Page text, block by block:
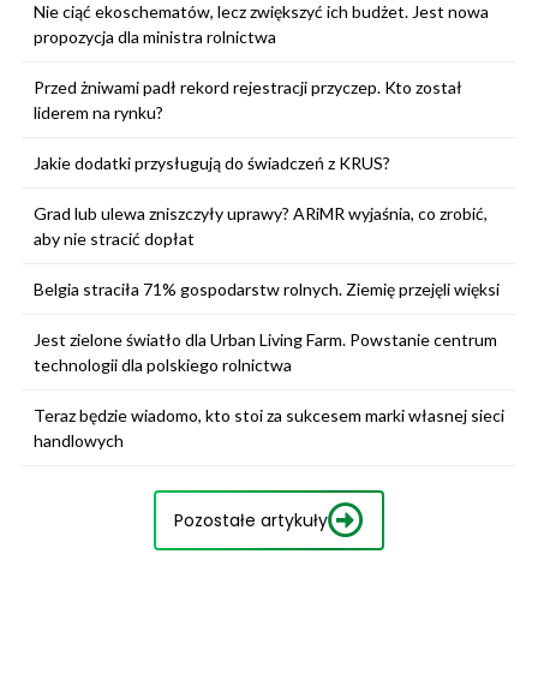
Nie ciąć ekoschematów, lecz zwiększyć ich budżet. Jest nowa
propozycja dla ministra rolnictwa
Przed żniwami padł rekord rejestracji przyczep. Kto został
liderem na rynku?
Jakie dodatki przysługują do świadczeń z KRUS?
Grad lub ulewa zniszczyły uprawy? ARiMR wyjaśnia, co zrobić,
aby nie stracić dopłat
Belgia straciła 71% gospodarstw rolnych. Ziemię przejęli więksi
Jest zielone światło dla Urban Living Farm. Powstanie centrum
technologii dla polskiego rolnictwa
Teraz będzie wiadomo, kto stoi za sukcesem marki własnej sieci
handlowych
Pozostałe artykuły